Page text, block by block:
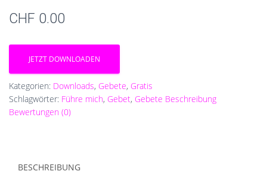
CHF 0.00
JETZT DOWNLOADEN
Kategorien: Downloads, Gebete, Gratis
Schlagwörter: Führe mich, Gebet, Gebete Beschreibung
Bewertungen (0)
BESCHREIBUNG